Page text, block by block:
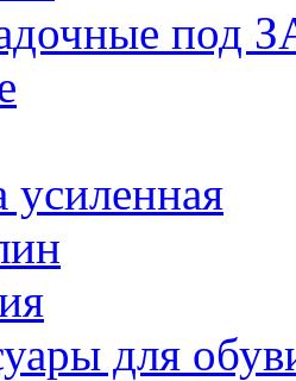
под
усиленная
для